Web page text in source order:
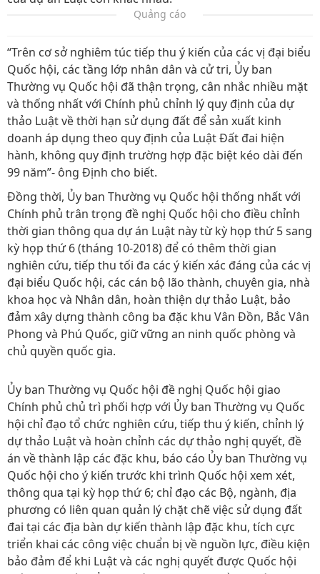
Quảng cáo
“Trên cơ sở nghiêm túc tiếp thu ý kiến của các vị đại biểu
Quốc hội, các tầng lớp nhân dân và cử tri, Ủy ban
Thường vụ Quốc hội đã thận trọng, cân nhắc nhiều mặt
và thống nhất với Chính phủ chỉnh lý quy định của dự
thảo Luật về thời hạn sử dụng đất để sản xuất kinh
doanh áp dụng theo quy định của Luật Đất đai hiện
hành, không quy định trường hợp đặc biệt kéo dài đến
99 năm”- ông Định cho biết.
Đồng thời, Ủy ban Thường vụ Quốc hội thống nhất với
Chính phủ trân trọng đề nghị Quốc hội cho điều chỉnh
thời gian thông qua dự án Luật này từ kỳ họp thứ 5 sang
kỳ họp thứ 6 (tháng 10-2018) để có thêm thời gian
nghiên cứu, tiếp thu tối đa các ý kiến xác đáng của các vị
đại biểu Quốc hội, các cán bộ lão thành, chuyên gia, nhà
khoa học và Nhân dân, hoàn thiện dự thảo Luật, bảo
đảm xây dựng thành công ba đặc khu Vân Đồn, Bắc Vân
Phong và Phú Quốc, giữ vững an ninh quốc phòng và
chủ quyền quốc gia.
Ủy ban Thường vụ Quốc hội đề nghị Quốc hội giao
Chính phủ chủ trì phối hợp với Ủy ban Thường vụ Quốc
hội chỉ đạo tổ chức nghiên cứu, tiếp thu ý kiến, chỉnh lý
dự thảo Luật và hoàn chỉnh các dự thảo nghị quyết, đề
án về thành lập các đặc khu, báo cáo Ủy ban Thường vụ
Quốc hội cho ý kiến trước khi trình Quốc hội xem xét,
thông qua tại kỳ họp thứ 6; chỉ đạo các Bộ, ngành, địa
phương có liên quan quản lý chặt chẽ việc sử dụng đất
đai tại các địa bàn dự kiến thành lập đặc khu, tích cực
triển khai các công việc chuẩn bị về nguồn lực, điều kiện
bảo đảm để khi Luật và các nghị quyết được Quốc hội